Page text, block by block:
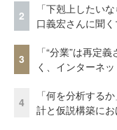
2
「下剋上したい
口義宏さんに聞
3
「“分業”は再定
く、インターネ
4
「何を分析する
計と仮説構築に